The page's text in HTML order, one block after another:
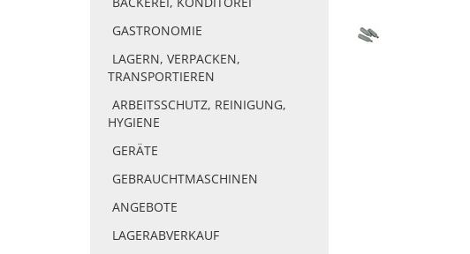
GASTRONOMIE
LAGERN, VERPACKEN,
TRANSPORTIEREN
ARBEITSSCHUTZ, REINIGUNG,
HYGIENE
GERÄTE
GEBRAUCHTMASCHINEN
ANGEBOTE
LAGERABVERKAUF